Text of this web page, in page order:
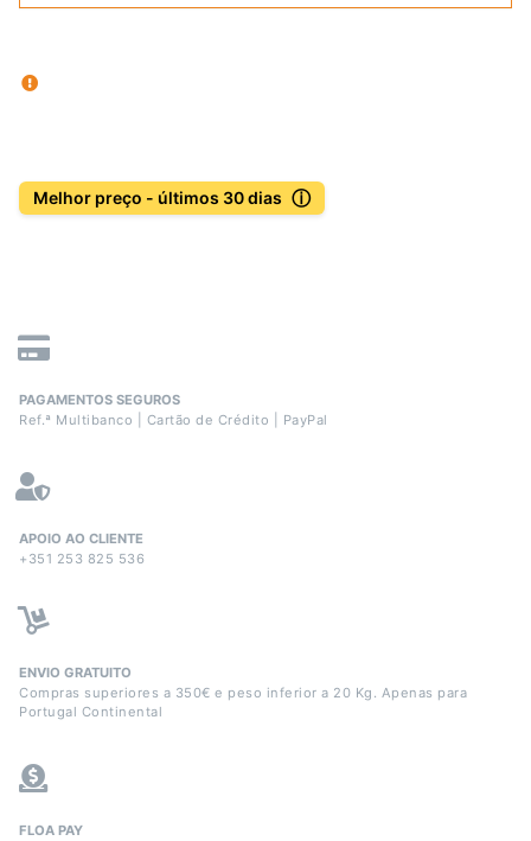
Melhor preço - últimos 30 dias ⓘ
PAGAMENTOS SEGUROS
Ref.ª Multibanco | Cartão de Crédito | PayPal
APOIO AO CLIENTE
+351 253 825 536
ENVIO GRATUITO
Compras superiores a 350€ e peso inferior a 20 Kg. Apenas para
Portugal Continental
FLOA PAY